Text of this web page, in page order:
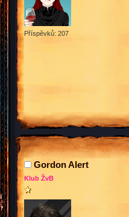
Příspěvků: 207
Gordon Alert
Klub ŽvB